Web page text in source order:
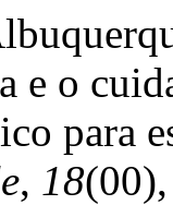
o
para
, 18